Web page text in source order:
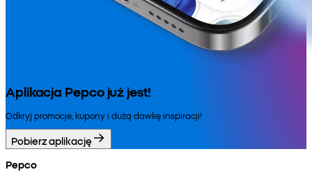
Aplikacja Pepco już jest!
Odkryj promocje, kupony i dużą dawkę inspiracji!
Pobierz aplikację
Pepco